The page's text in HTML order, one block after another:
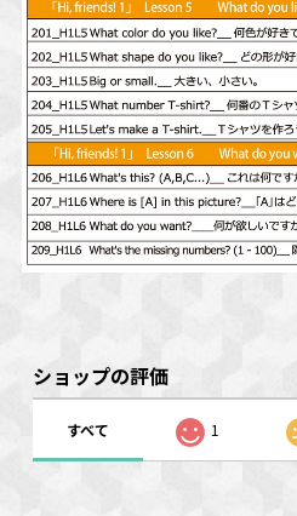
ショップの評価
すべて 1